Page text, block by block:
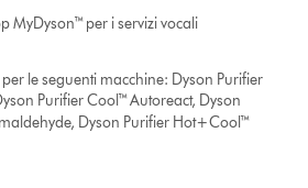
MyDyson™ per i servizi vocali
le seguenti macchine: Dyson Purifier
Purifier Cool™ Autoreact, Dyson
Dyson Purifier Hot+Cool™